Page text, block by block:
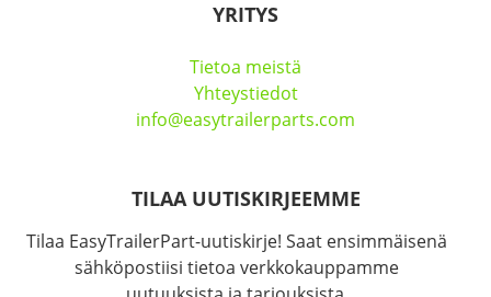
YRITYS
Tietoa meistä
Yhteystiedot
info@easytrailerparts.com
TILAA UUTISKIRJEEMME
Tilaa EasyTrailerPart-uutiskirje! Saat ensimmäisenä
sähköpostiisi tietoa verkkokauppamme